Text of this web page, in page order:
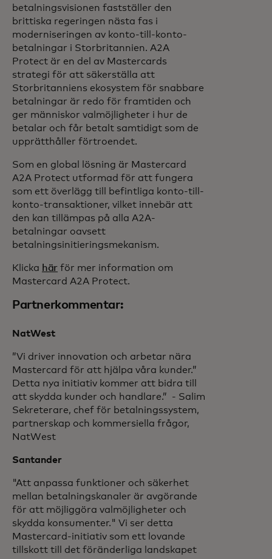
betalningsvisionen fastställer den
brittiska regeringen nästa fas i
moderniseringen av konto-till-konto-
betalningar i Storbritannien. A2A
Protect är en del av Mastercards
strategi för att säkerställa att
Storbritanniens ekosystem för snabbare
betalningar är redo för framtiden och
ger människor valmöjligheter i hur de
betalar och får betalt samtidigt som de
upprätthåller förtroendet.
Som en global lösning är Mastercard
A2A Protect utformad för att fungera
som ett överlägg till befintliga konto-till-
konto-transaktioner, vilket innebär att
den kan tillämpas på alla A2A-
betalningar oavsett
betalningsinitieringsmekanism.
Klicka här för mer information om
Mastercard A2A Protect.
Partnerkommentar:
NatWest
”Vi driver innovation och arbetar nära
Mastercard för att hjälpa våra kunder.”
Detta nya initiativ kommer att bidra till
att skydda kunder och handlare.” - Salim
Sekreterare, chef för betalningssystem,
partnerskap och kommersiella frågor,
NatWest
Santander
"Att anpassa funktioner och säkerhet
mellan betalningskanaler är avgörande
för att möjliggöra valmöjligheter och
skydda konsumenter." Vi ser detta
Mastercard-initiativ som ett lovande
tillskott till det föränderliga landskapet